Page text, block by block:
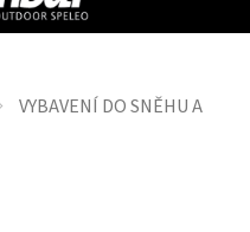
VYBAVENÍ DO SNĚHU A